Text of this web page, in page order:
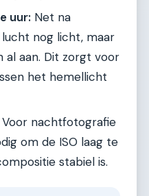
uur: Net na
nog licht, maar
al aan. Dit zorgt voor
het hemellicht
Voor nachtfotografie
om de ISO laag te
stabiel is.